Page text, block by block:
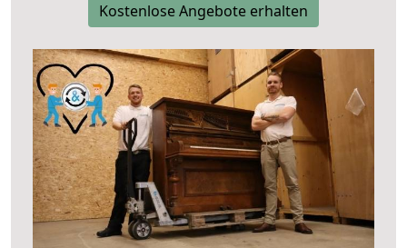
Kostenlose Angebote erhalten